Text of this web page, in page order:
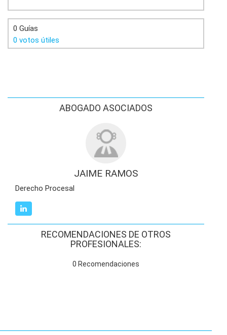
0 Guías
0 votos útiles
ABOGADO ASOCIADOS
JAIME RAMOS
Derecho Procesal
RECOMENDACIONES DE OTROS
PROFESIONALES:
0 Recomendaciones